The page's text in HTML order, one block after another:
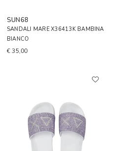
SUN68
SANDALI MARE X36413K BAMBINA
BIANCO
€ 35,00